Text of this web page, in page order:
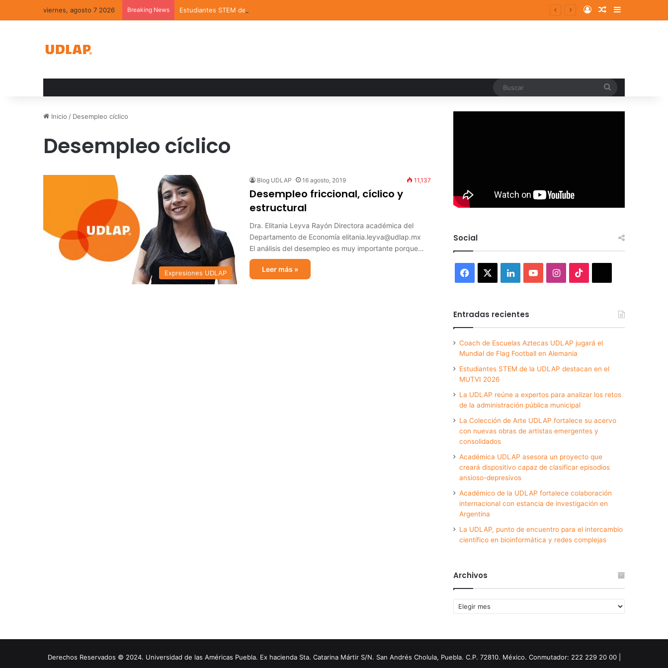
viernes, agosto 7 2026 Breaking News Estudiantes STEM de la UDLAP destacan en el MUTVI 2026 Log InRandom Article
Sidebar
Inicio / Desempleo cíclico
Desempleo cíclico
Expresiones UDLAP
Blog UDLAP 16 agosto, 2019 11,137
Desempleo friccional, cíclico y
estructural
Dra. Elitania Leyva Rayón Directora académica del
Departamento de Economía elitania.leyva@udlap.mx
El análisis del desempleo es muy importante porque…
Leer más »
Social
Facebook LinkedInYouTubeInstagram
Entradas recientes
Coach de Escuelas Aztecas UDLAP jugará el
Mundial de Flag Football en Alemania
Estudiantes STEM de la UDLAP destacan en el
MUTVI 2026
La UDLAP reúne a expertos para analizar los retos
de la administración pública municipal
La Colección de Arte UDLAP fortalece su acervo
con nuevas obras de artistas emergentes y
consolidados
Académica UDLAP asesora un proyecto que
creará dispositivo capaz de clasificar episodios
ansioso-depresivos
Académico de la UDLAP fortalece colaboración
internacional con estancia de investigación en
Argentina
La UDLAP, punto de encuentro para el intercambio
científico en bioinformática y redes complejas
Archivos
Archivos
Derechos Reservados © 2024. Universidad de las Américas Puebla. Ex hacienda Sta. Catarina Mártir S/N. San Andrés Cholula, Puebla. C.P. 72810. México. Conmutador: 222 229 20 00 |